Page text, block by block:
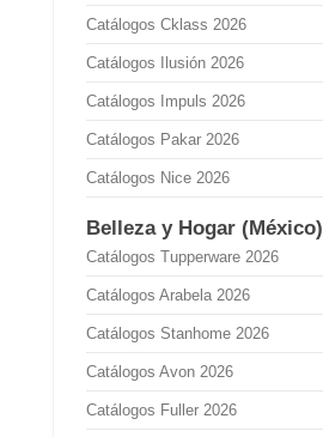
Catálogos Cklass 2026
Catálogos Ilusión 2026
Catálogos Impuls 2026
Catálogos Pakar 2026
Catálogos Nice 2026
Belleza y Hogar (México)
Catálogos Tupperware 2026
Catálogos Arabela 2026
Catálogos Stanhome 2026
Catálogos Avon 2026
Catálogos Fuller 2026